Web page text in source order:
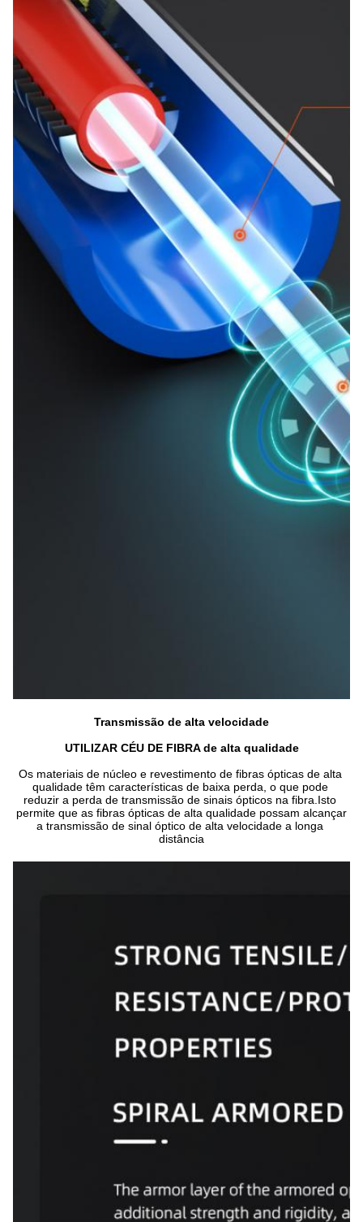
Transmissão de alta velocidade
UTILIZAR CÉU DE FIBRA de alta qualidade
Os materiais de núcleo e revestimento de fibras ópticas de alta
qualidade têm características de baixa perda, o que pode
reduzir a perda de transmissão de sinais ópticos na fibra.Isto
permite que as fibras ópticas de alta qualidade possam alcançar
a transmissão de sinal óptico de alta velocidade a longa
distância